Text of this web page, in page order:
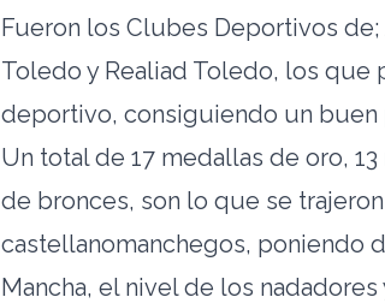
Fueron los Clubes Deportivos
Toledo y Realiad Toledo, los que
deportivo, consiguiendo un buen
Un total de 17 medallas de oro,
de bronces, son lo que se
castellanomanchegos, poniendo
Mancha, el nivel de los